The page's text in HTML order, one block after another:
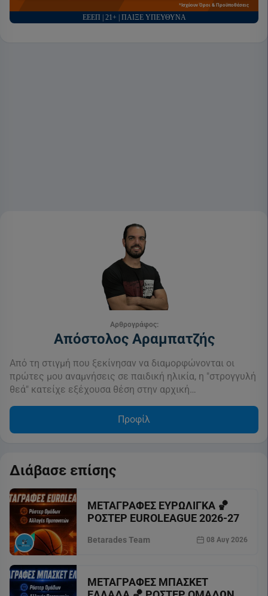
*Ισχύουν Όροι & Προϋποθέσεις
ΕΕΕΠ | 21+ | ΠΑΙΞΕ ΥΠΕΥΘΥΝΑ
Αρθρογράφος:
Απόστολος Αραμπατζής
Από τη στιγμή που ξεκίνησαν να διαμορφώνονται οι
πρώτες μου αναμνήσεις σε παιδική ηλικία, η "στρογγυλή
θεά" κατείχε εξέχουσα θέση στην αρχική…
Προφίλ
Διάβασε επίσης
ΜΕΤΑΓΡΑΦΕΣ ΕΥΡΩΛΙΓΚΑ 🏀
ΡΟΣΤΕΡ EUROLEAGUE 2026-27
Betarades Team 08 Αυγ 2026
ΜΕΤΑΓΡΑΦΕΣ ΜΠΑΣΚΕΤ